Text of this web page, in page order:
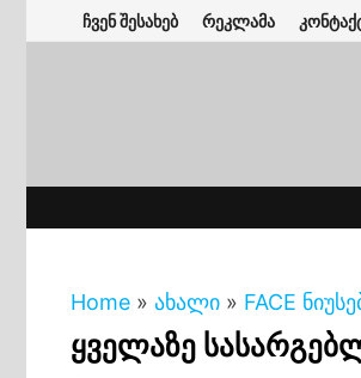
to
ჩვენ შესახებ რეკლამა
Home » ახალი » FACE
ყველაზე